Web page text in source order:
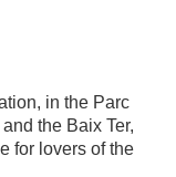
in the Parc
the Baix Ter,
for lovers of the